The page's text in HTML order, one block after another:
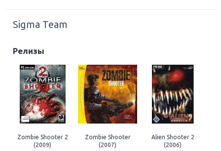
Sigma Team
Релизы
Zombie Shooter 2
(2009)
Zombie Shooter
(2007)
Alien Shooter 2
(2006)